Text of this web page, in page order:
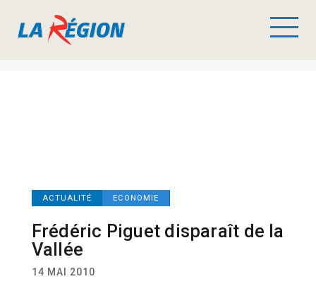
ACTUALITÉ ECONOMIE
Frédéric Piguet disparaît de la
Vallée
14 MAI 2010